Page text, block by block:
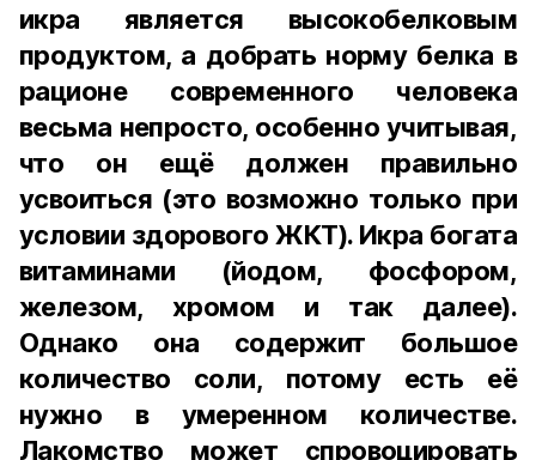
икра является высокобелковым
продуктом, а добрать норму белка в
рационе современного человека
весьма непросто, особенно учитывая,
что он ещё должен правильно
усвоиться (это возможно только при
условии здорового ЖКТ). Икра богата
витаминами (йодом, фосфором,
железом, хромом и так далее).
Однако она содержит большое
количество соли, потому есть её
нужно в умеренном количестве.
Лакомство может спровоцировать